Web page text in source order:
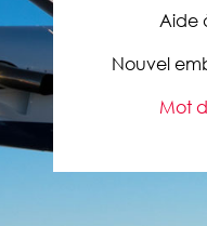
Aide
Nouvel
Mot